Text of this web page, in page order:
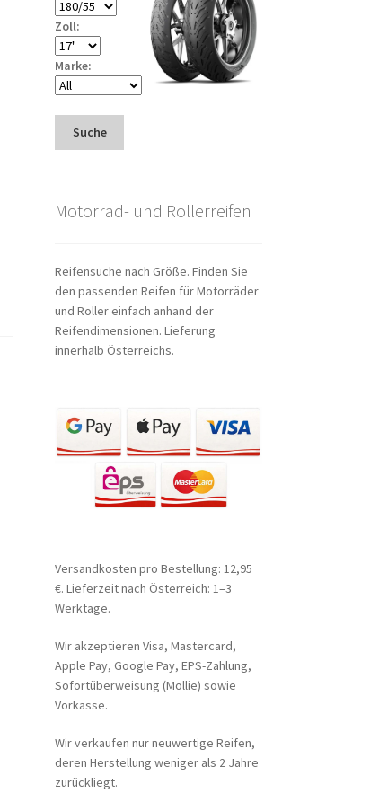
Zoll:
Marke:
Suche
Motorrad- und Rollerreifen
Reifensuche nach Größe. Finden Sie
den passenden Reifen für Motorräder
und Roller einfach anhand der
Reifendimensionen. Lieferung
innerhalb Österreichs.
Versandkosten pro Bestellung: 12,95
€. Lieferzeit nach Österreich: 1–3
Werktage.
Wir akzeptieren Visa, Mastercard,
Apple Pay, Google Pay, EPS-Zahlung,
Sofortüberweisung (Mollie) sowie
Vorkasse.
Wir verkaufen nur neuwertige Reifen,
deren Herstellung weniger als 2 Jahre
zurückliegt.